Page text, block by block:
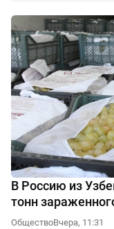
В Россию из
тонн
ОбществоВчера, 11:31